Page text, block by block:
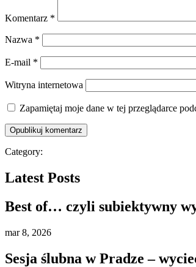
Komentarz *
Nazwa *
E-mail *
Witryna internetowa
Zapamiętaj moje dane w tej przeglądarce
Category:
Latest Posts
Best of… czyli subiektywny
mar8, 2026
Sesja ślubna w Pradze –